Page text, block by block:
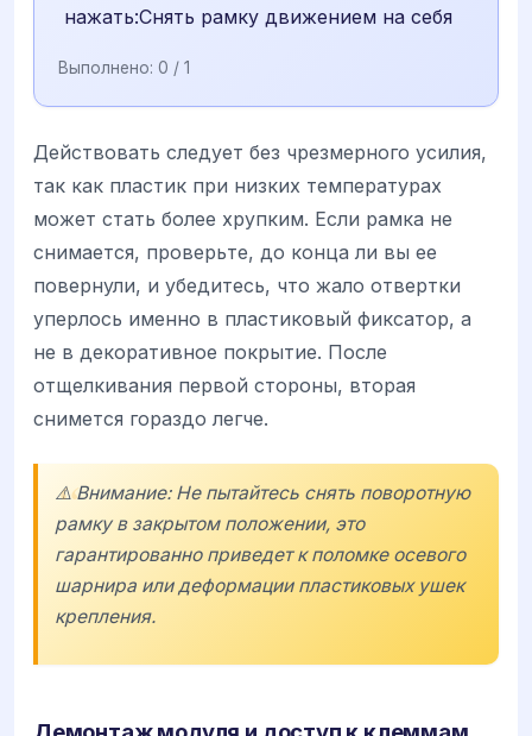
нажать:Снять рамку движением на себя
Выполнено: 0 / 1
Действовать следует без чрезмерного усилия,
так как пластик при низких температурах
может стать более хрупким. Если рамка не
снимается, проверьте, до конца ли вы ее
повернули, и убедитесь, что жало отвертки
уперлось именно в пластиковый фиксатор, а
не в декоративное покрытие. После
отщелкивания первой стороны, вторая
снимется гораздо легче.
⚠️ Внимание: Не пытайтесь снять поворотную
рамку в закрытом положении, это
гарантированно приведет к поломке осевого
шарнира или деформации пластиковых ушек
крепления.